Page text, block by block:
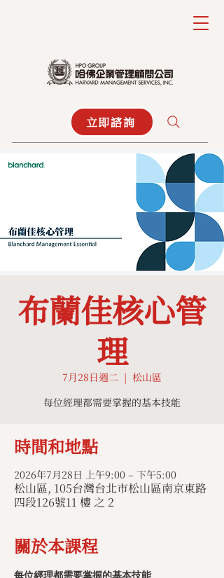
立即諮詢
布蘭佳核心管
理
7月28日週二
  |
松山區
每位經理都需要掌握的基本技能
時間和地點
2026年7月28日 上午9:00 – 下午5:00
松山區, 105台灣台北市松山區南京東路
四段126號11 樓 之 2
關於本課程
每位經理都需要掌握的基本技能